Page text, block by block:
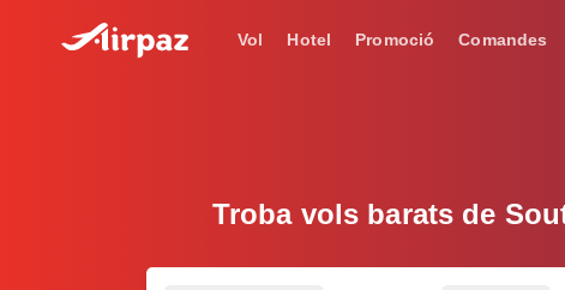
Vol Hotel Promoció Comandes
Troba vols barats de